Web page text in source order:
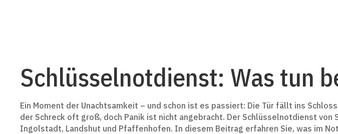
Schlüsselnotdienst: Was tun
Ein Moment der Unachtsamkeit – und schon ist es passiert: Die Tür fällt ins
der Schreck oft groß, doch Panik ist nicht angebracht. Der Schlüsselnotdienst
Ingolstadt, Landshut und Pfaffenhofen. In diesem Beitrag erfahren Sie, was im